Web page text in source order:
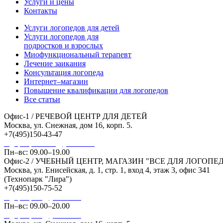
Контакты
Услуги логопедов для детей
Услуги логопедов для
подростков и взрослых
Миофункциональный терапевт
Лечение заикания
Консультация логопеда
Интернет–магазин
Повышение квалификации для логопедов
Все статьи
Офис-1 / РЕЧЕВОЙ ЦЕНТР ДЛЯ ДЕТЕЙ
Москва, ул. Снежная, дом 16, корп. 5.
+7(495)150-43-47
Пн–вс: 09.00–19.00
Офис-2 / УЧЕБНЫЙ ЦЕНТР, МАГАЗИН "ВСЕ ДЛЯ
Москва, ул. Енисейская, д. 1, стр. 1, вход 4, этаж 3, офис 341
(Технопарк "Лира")
+7(495)150-75-52
Пн–вс: 09.00–20.00